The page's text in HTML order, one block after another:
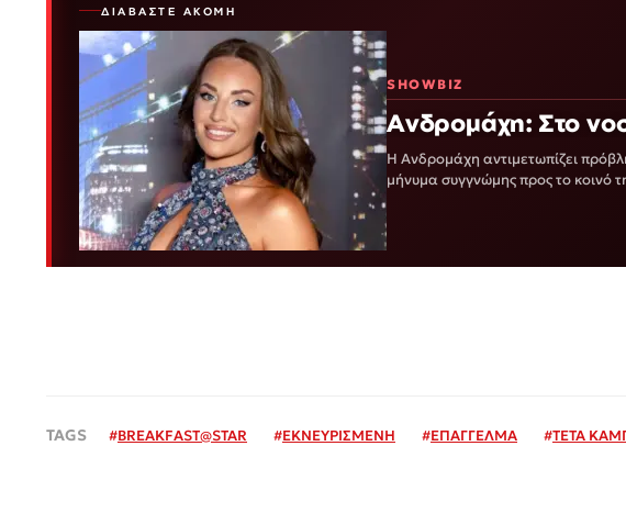
ΔΙΑΒΆΣΤΕ ΑΚΌΜΗ
SHOWBIZ
Ανδρομάχη: Στο
Η Ανδρομάχη αντιμετωπίζει
μήνυμα συγγνώμης προς το κοινό
#BREAKFAST@STAR #ΕΚΝΕΥΡΙΣΜΕΝΗ #ΕΠΑΓΓΕΛΜΑ #ΤΕΤΑ